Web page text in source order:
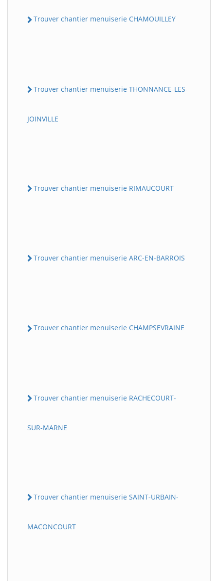
Trouver chantier menuiserie CHAMOUILLEY
Trouver chantier menuiserie THONNANCE-LES-
JOINVILLE
Trouver chantier menuiserie RIMAUCOURT
Trouver chantier menuiserie ARC-EN-BARROIS
Trouver chantier menuiserie CHAMPSEVRAINE
Trouver chantier menuiserie RACHECOURT-
SUR-MARNE
Trouver chantier menuiserie SAINT-URBAIN-
MACONCOURT